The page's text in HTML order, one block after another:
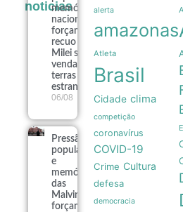
noticias
memória
nacional
forçam
recuo de
Milei sobre
venda de
terras a
estrangeiros
06/08
Pressão
popular
e
memória
das
Malvinas
forçam
alerta
amazonas
Atleta
Brasil
Cidade clima
competição
coronavírus
COVID-19
Crime Cultura
defesa
democracia